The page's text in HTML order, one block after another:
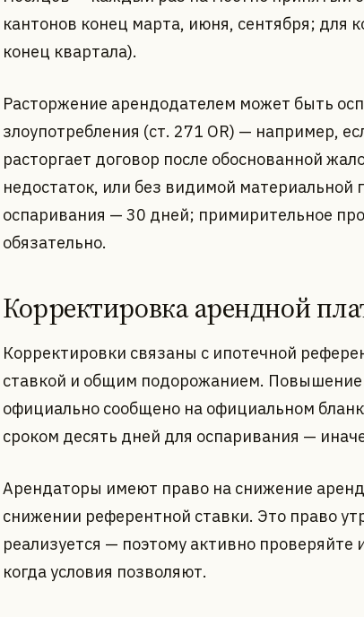
кантонов конец марта, июня, сентября; для
конец квартала).
Расторжение арендодателем может быть
злоупотребления (ст. 271 OR) — например,
расторгает договор после обоснованной
недостаток, или без видимой материальной
оспаривания — 30 дней; примирительное
обязательно.
Корректировка арендной
Корректировки связаны с ипотечной
ставкой и общим подорожанием.
официально сообщено на официальном
сроком десять дней для оспаривания —
Арендаторы имеют право на снижение
снижении референтной ставки. Это право
реализуется — поэтому активно проверяйте
когда условия позволяют.